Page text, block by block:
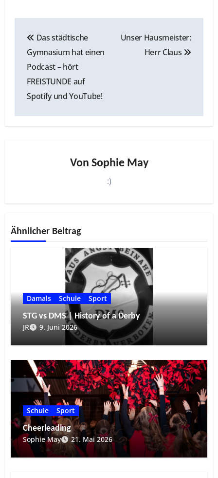
Das städtische
Gymnasium hat einen
Podcast – hört
FREISTUNDE auf
Spotify und YouTube!
Unser Hausmeister:
Herr Claus
Von Sophie May
:)
Ähnlicher Beitrag
Damals Schule
Sport
STG vs DMS | History of a Derby
JR
9. Juni 2026
Schule
Sport
Cheerleading
Sophie May
21. Mai 2026